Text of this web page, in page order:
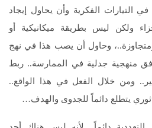
التيارات الفكرية وأن يحاول إيجاد
ولكن ليس بطريقة ميكانيكية أو
وحاول أن يصب هذا في نهج
منهجية جدلية في الممارسة.. ربط
ومن خلال الفعل في هذا الواقع..
يتطلع دائماً للجدوى والهدف…